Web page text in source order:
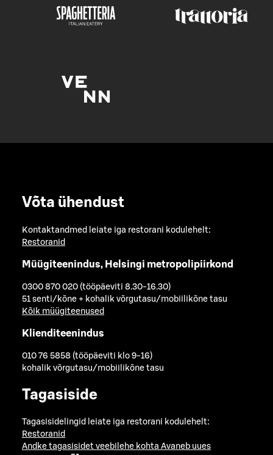
Võta ühendust
Kontaktandmed leiate iga restorani kodulehelt:
Restoranid
Müügiteenindus, Helsingi metropolipiirkond
0300 870 020 (tööpäeviti 8.30-16.30)
51 senti/kõne + kohalik võrgutasu/mobiilikõne tasu
Kõik müügiteenused
Klienditeenindus
010 76 5858 (tööpäeviti klo 9-16)
kohalik võrgutasu/mobiilikõne tasu
Tagasiside
Tagasisidelingid leiate iga restorani kodulehelt:
Restoranid
Andke tagasisidet veebilehe kohta Avaneb uues